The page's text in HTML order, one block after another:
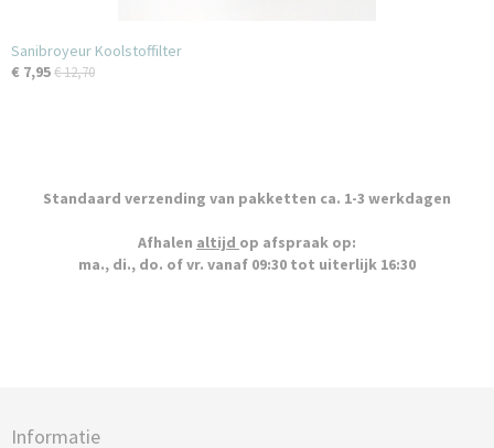
Sanibroyeur Koolstoffilter
€ 7,95€ 12,70
Standaard verzending van pakketten ca. 1-3 werkdagen
Afhalen altijd op afspraak op:
ma., di., do. of vr. vanaf 09:30 tot uiterlijk 16:30
Informatie